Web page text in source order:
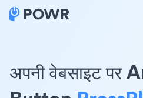
अपनी वेबसाइट